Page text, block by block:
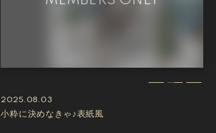
2025.08.03
小粋に決めなきゃ♪表紙風